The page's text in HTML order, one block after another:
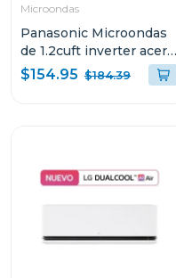
Microondas
Panasonic Microondas
de 1.2cuft inverter acero
nnst67q
$154.95 $184.39